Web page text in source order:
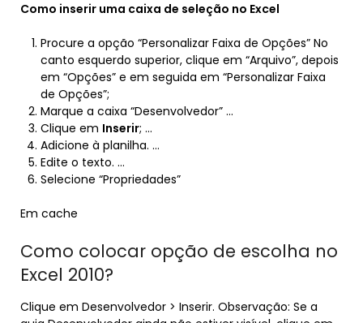
Como inserir uma caixa de seleção no Excel
Procure a opção “Personalizar Faixa de Opções” No
canto esquerdo superior, clique em “Arquivo”, depois
em “Opções” e em seguida em “Personalizar Faixa
de Opções”;
Marque a caixa “Desenvolvedor” …
Clique em Inserir; …
Adicione à planilha. …
Edite o texto. …
Selecione “Propriedades”
Em cache
Como colocar opção de escolha no
Excel 2010?
Clique em Desenvolvedor > Inserir. Observação: Se a